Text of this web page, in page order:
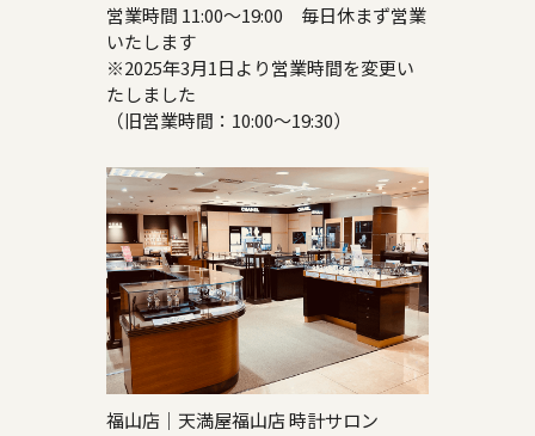
営業時間 11:00～19:00 毎日休まず営業
いたします
※2025年3月1日より営業時間を変更い
たしました
（旧営業時間：10:00～19:30）
福山店｜天満屋福山店 時計サロン